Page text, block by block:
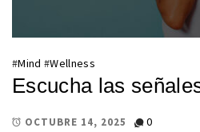
#Mind #Wellness
Escucha las
OCTUBRE 14, 2025
0